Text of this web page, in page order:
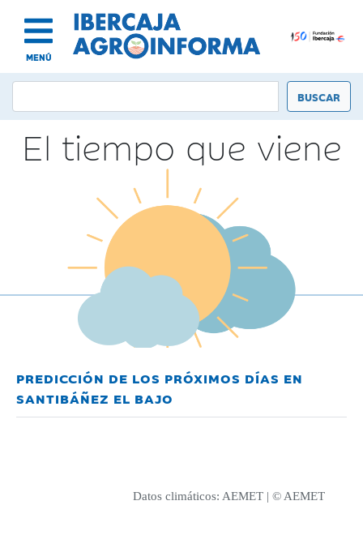
MENÚ
El tiempo que viene
PREDICCIÓN DE LOS PRÓXIMOS DÍAS EN
SANTIBÁÑEZ EL BAJO
Datos climáticos: AEMET | © AEMET